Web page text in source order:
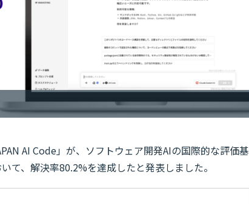
AI Code」が、ソフトウェア開発AIの国際的な評価基
て、解決率80.2%を達成したと発表しました。